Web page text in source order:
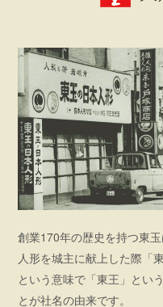
創業170年の歴史を持つ東
人形を城主に献上した際「
という意味で「東王」とい
とが社名の由来です。